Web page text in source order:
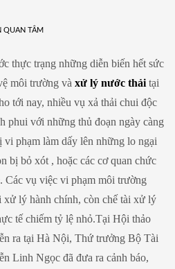
QUAN TÂM
thực trạng những diễn biến hết sức
môi trường và xử lý nước thải tại
tới nay, nhiều vụ xả thải chui độc
phui với những thủ đoạn ngày càng
phạm làm dấy lên những lo ngại
bị bỏ xót , hoặc các cơ quan chức
Các vụ việc vi phạm môi trường
xử lý hành chính, còn chế tài xử lý
tế chiếm tỷ lệ nhỏ.Tại Hội thảo
ra tại Hà Nội, Thứ trưởng Bộ Tài
Linh Ngọc đã đưa ra cảnh báo,